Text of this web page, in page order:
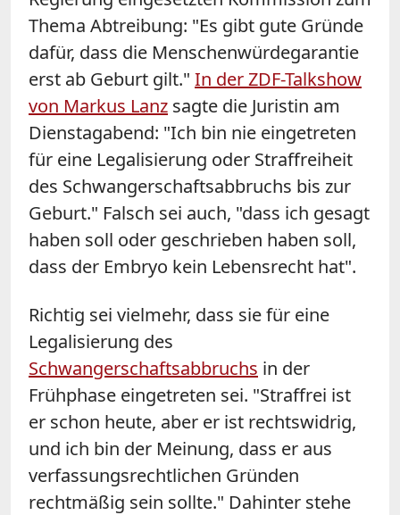
Thema Abtreibung: "Es gibt gute Gründe
dafür, dass die Menschenwürdegarantie
erst ab Geburt gilt." In der ZDF-Talkshow
von Markus Lanz sagte die Juristin am
Dienstagabend: "Ich bin nie eingetreten
für eine Legalisierung oder Straffreiheit
des Schwangerschaftsabbruchs bis zur
Geburt." Falsch sei auch, "dass ich gesagt
haben soll oder geschrieben haben soll,
dass der Embryo kein Lebensrecht hat".
Richtig sei vielmehr, dass sie für eine
Legalisierung des
Schwangerschaftsabbruchs in der
Frühphase eingetreten sei. "Straffrei ist
er schon heute, aber er ist rechtswidrig,
und ich bin der Meinung, dass er aus
verfassungsrechtlichen Gründen
rechtmäßig sein sollte." Dahinter stehe